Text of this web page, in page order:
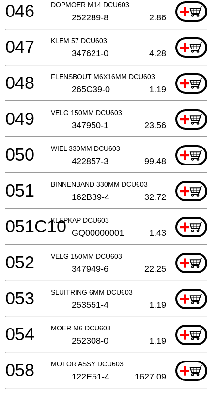
DOPMOER M14 DCU603 +
046 252289-8 2.86
KLEM 57 DCU603 +
047 347621-0 4.28
FLENSBOUT M6X16MM DCU603 +
048 265C39-0 1.19
VELG 150MM DCU603 +
049 347950-1 23.56
WIEL 330MM DCU603 +
050 422857-3 99.48
BINNENBAND 330MM DCU603 +
051 162B39-4 32.72
KLEPKAP DCU603 +
051C10 GQ00000001 1.43
VELG 150MM DCU603 +
052 347949-6 22.25
SLUITRING 6MM DCU603 +
053 253551-4 1.19
MOER M6 DCU603 +
054 252308-0 1.19
MOTOR ASSY DCU603 +
058 122E51-4 1627.09